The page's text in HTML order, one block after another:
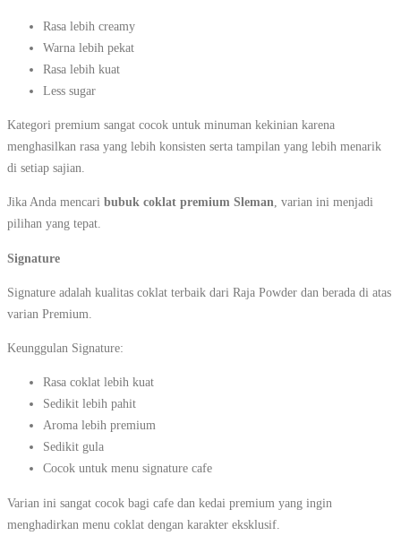
Rasa lebih creamy
Warna lebih pekat
Rasa lebih kuat
Less sugar
Kategori premium sangat cocok untuk minuman kekinian karena
menghasilkan rasa yang lebih konsisten serta tampilan yang lebih menarik
di setiap sajian.
Jika Anda mencari bubuk coklat premium Sleman, varian ini menjadi
pilihan yang tepat.
Signature
Signature adalah kualitas coklat terbaik dari Raja Powder dan berada di atas
varian Premium.
Keunggulan Signature:
Rasa coklat lebih kuat
Sedikit lebih pahit
Aroma lebih premium
Sedikit gula
Cocok untuk menu signature cafe
Varian ini sangat cocok bagi cafe dan kedai premium yang ingin
menghadirkan menu coklat dengan karakter eksklusif.